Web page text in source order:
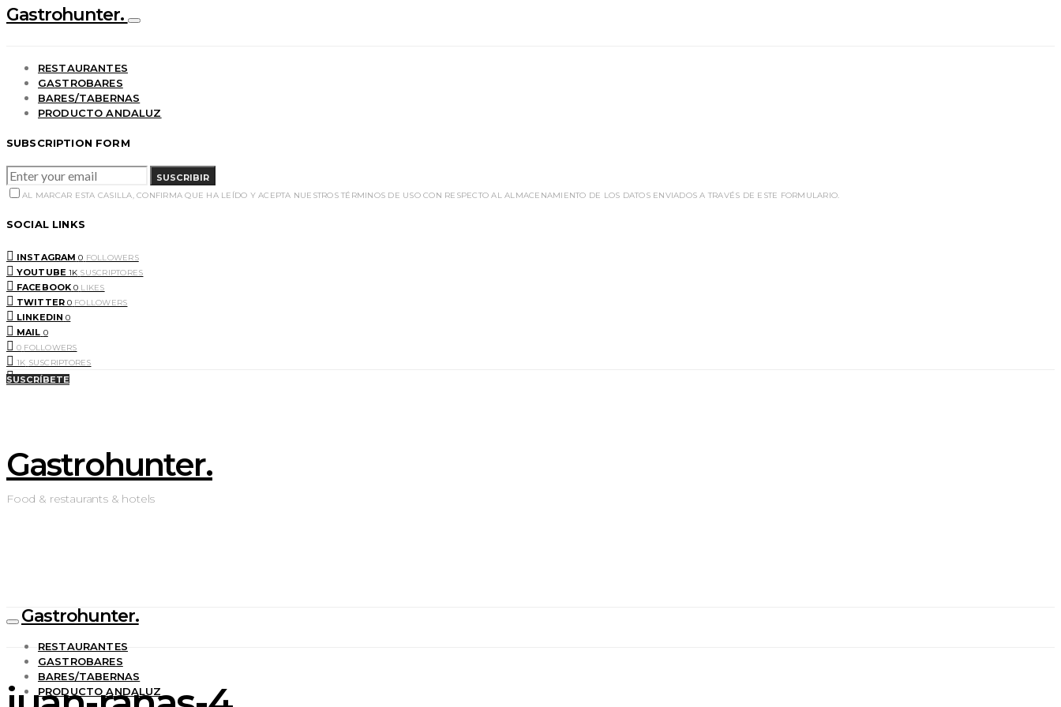
Gastrohunter.
RESTAURANTES
GASTROBARES
BARES/TABERNAS
PRODUCTO ANDALUZ
SUBSCRIPTION FORM
SUSCRIBIR
AL MARCAR ESTA CASILLA, CONFIRMA QUE HA LEÍDO Y ACEPTA NUESTROS TÉRMINOS DE USO CON RESPECTO AL ALMACENAMIENTO DE LOS DATOS ENVIADOS A TRAVÉS DE ESTE FORMULARIO.
SOCIAL LINKS
INSTAGRAM 0 FOLLOWERS
YOUTUBE 1K SUSCRIPTORES
FACEBOOK 0 LIKES
TWITTER 0 FOLLOWERS
LINKEDIN 0
MAIL 0
0 FOLLOWERS
1K SUSCRIPTORES
0 LIKES
SUSCRÍBETE
Gastrohunter.
Food & restaurants & hotels
Gastrohunter.
RESTAURANTES
GASTROBARES
BARES/TABERNAS
PRODUCTO ANDALUZ